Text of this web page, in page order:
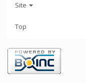
Site
Top